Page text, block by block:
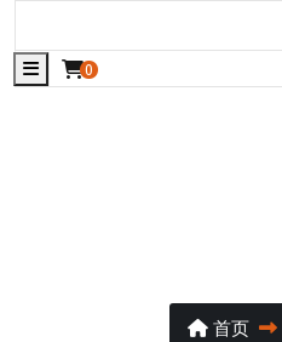
manjuwisdom.org
0
首页